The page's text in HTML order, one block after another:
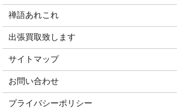
禅語あれこれ
出張買取致します
サイトマップ
お問い合わせ
プライバシーポリシー